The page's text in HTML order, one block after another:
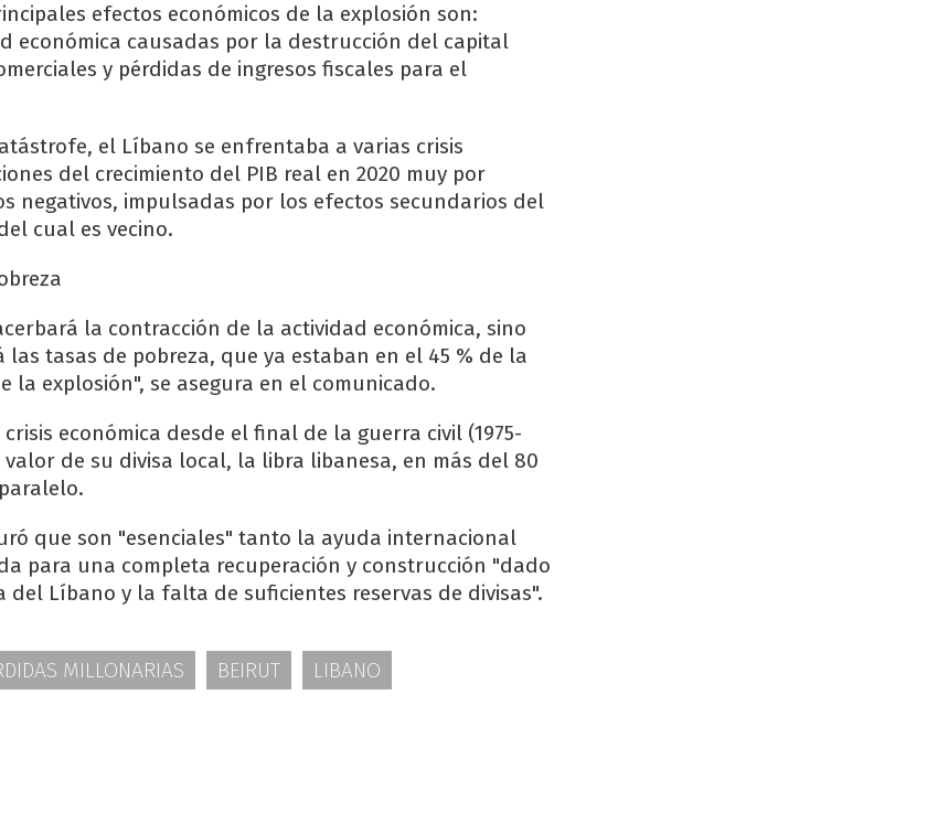
efectos económicos de la explosión son:
económica causadas por la destrucción del capital
y pérdidas de ingresos fiscales para el
el Líbano se enfrentaba a varias crisis
del crecimiento del PIB real en 2020 muy por
negativos, impulsadas por los efectos secundarios del
cual es vecino.
la contracción de la actividad económica, sino
tasas de pobreza, que ya estaban en el 45 % de la
la explosión", se asegura en el comunicado.
económica desde el final de la guerra civil (1975-
de su divisa local, la libra libanesa, en más del 80
que son "esenciales" tanto la ayuda internacional
para una completa recuperación y construcción "dado
del Líbano y la falta de suficientes reservas de divisas".
MILLONARIAS BEIRUT
LIBANO